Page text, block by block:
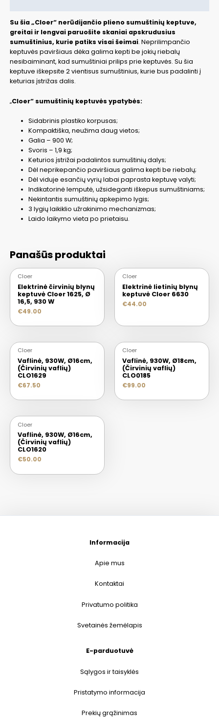
Su šia „Cloer“ nerūdijančio plieno sumuštinių keptuve,
greitai ir lengvai paruošite skaniai apskrudusius
sumuštinius, kurie patiks visai šeimai. Neprilimpančio
keptuvės paviršiaus dėka galima kepti be jokių riebalų
nesibaiminant, kad sumuštiniai prilips prie keptuvės. Su šia
keptuve iškepsite 2 vientisus sumuštinius, kurie bus padalinti į
keturias įstrižas dalis.
„Cloer“ sumuštinių keptuvės ypatybės:
Sidabrinis plastiko korpusas;
Kompaktiška, neužima daug vietos;
Galia – 900 W;
Svoris – 1,9 kg;
Keturios įstrižai padalintos sumuštinių dalys;
Dėl neprikepančio paviršiaus galima kepti be riebalų;
Dėl viduje esančių vyrių labai paprasta keptuvę valyti;
Indikatorinė lemputė, užsideganti iškepus sumuštiniams;
Nekintantis sumuštinių apkepimo lygis;
3 lygių laikiklio užrakinimo mechanizmas;
Laido laikymo vieta po prietaisu.
Panašūs produktai
Cloer
Elektrinė čirvinių blynų
keptuvė Cloer 1625, Ø
16,5, 930 W
€49.00
Cloer
Elektrinė lietinių blynų
keptuvė Cloer 6630
€44.00
Cloer
Vaflinė, 930W, Ø16cm,
(Čirvinių vaflių)
CLO1629
€67.50
Cloer
Vaflinė, 930W, Ø18cm,
(Čirvinių vaflių)
CLO0185
€99.00
Cloer
Vaflinė, 930W, Ø16cm,
(Čirvinių vaflių)
CLO1620
€50.00
Informacija
Apie mus
Kontaktai
Privatumo politika
Svetainės žemėlapis
E-parduotuvė
Sąlygos ir taisyklės
Pristatymo informacija
Prekių grąžinimas